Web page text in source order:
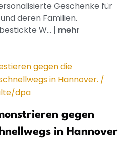
Geschenke für
deren Familien.
W... | mehr
gegen
in Hannover